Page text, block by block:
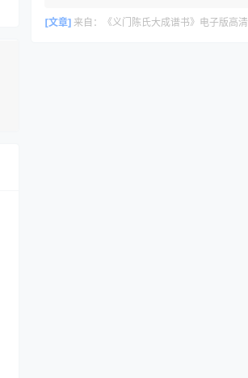
[文章] 来自： 《义门陈氏大成谱书》电子版高清全册｜家谱PDF下载+免费在线阅读｜官方正版无水印